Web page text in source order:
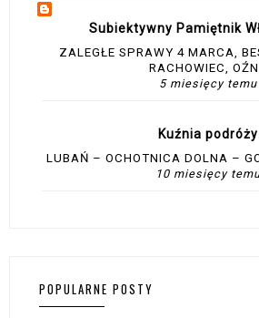
Subiektywny Pamiętnik
ZALEGŁE SPRAWY 4 MARCA,
RACHOWIEC,
5 miesięcy temu
Kuźnia podróży
LUBAŃ – OCHOTNICA DOLNA –
10 miesięcy
POPULARNE POSTY